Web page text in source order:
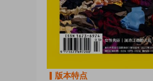
▎版本特点